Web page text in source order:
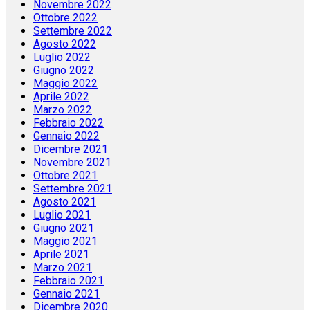
Novembre 2022
Ottobre 2022
Settembre 2022
Agosto 2022
Luglio 2022
Giugno 2022
Maggio 2022
Aprile 2022
Marzo 2022
Febbraio 2022
Gennaio 2022
Dicembre 2021
Novembre 2021
Ottobre 2021
Settembre 2021
Agosto 2021
Luglio 2021
Giugno 2021
Maggio 2021
Aprile 2021
Marzo 2021
Febbraio 2021
Gennaio 2021
Dicembre 2020